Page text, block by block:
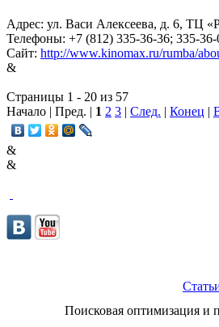
Адрес: ул. Васи Алексеева, д. 6, ТЦ
Телефоны: +7 (812) 335-36-36; 335-
Сайт: http://www.kinomax.ru/rumba/
&
Страницы 1 - 20 из 57
Начало | Пред. | 1 2 3 | След. | Конец |
&
&
Поисковая оптимизация и